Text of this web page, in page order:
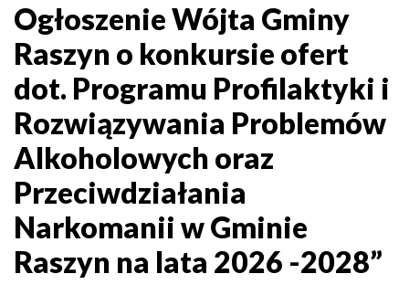
Raszyn
na
lata
2026
-2028”
Gmina
Raszyn
Ogłoszenie Wójta Gminy
Raszyn o konkursie ofert
dot. Programu Profilaktyki i
Rozwiązywania Problemów
Alkoholowych oraz
Przeciwdziałania
Narkomanii w Gminie
Raszyn na lata 2026 -2028”